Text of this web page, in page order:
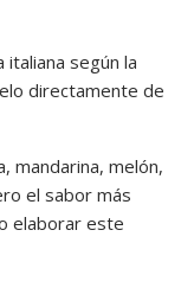
italiana según la
directamente de
mandarina, melón,
el sabor más
elaborar este